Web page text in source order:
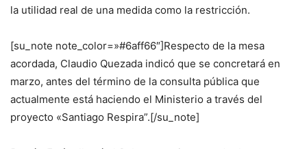
la utilidad real de una medida como la restricción.
[su_note note_color=»#6aff66″]Respecto de la mesa
acordada, Claudio Quezada indicó que se concretará en
marzo, antes del término de la consulta pública que
actualmente está haciendo el Ministerio a través del
proyecto «Santiago Respira”.[/su_note]